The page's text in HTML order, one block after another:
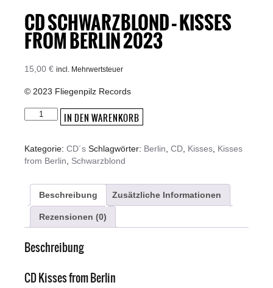
CD SCHWARZBLOND – KISSES
FROM BERLIN 2023
15,00 € incl. Mehrwertsteuer
© 2023 Fliegenpilz Records
Schwarzblond
Kisses
from
2023
Menge
IN DEN WARENKORB
Kategorie: CD´s Schlagwörter: Berlin CD Kisses Kisses
from Berlin
Schwarzblond
Beschreibung Zusätzliche Informationen
Rezensionen (0)
Beschreibung
CD Kisses from Berlin